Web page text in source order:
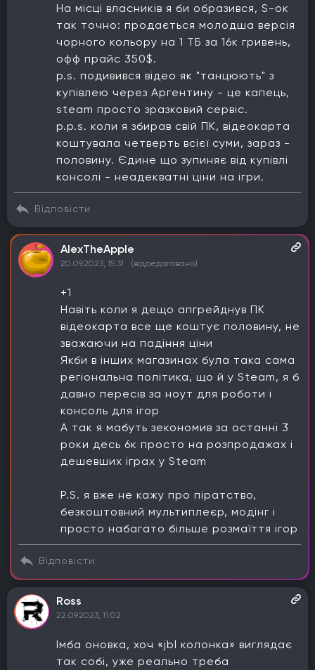
На місці власників я би образився, S-ок
так точно: продається молодша версія
чорного кольору на 1 ТБ за 16к гривень,
офф прайс 350$.
p.s. подивився відео як "танцюють" з
купівлею через Аргентину - це капець,
steam просто зразковий сервіс.
p.p.s. коли я збирав свій ПК, відеокарта
коштувала четверть всієї суми, зараз -
половину. Єдине що зупиняє від купівлі
консолі - неадекватні ціни на ігри.
Відповісти
AlexTheApple
20.09.2023, 15:31 (відредаговано)
+1
Навіть коли я дещо апгрейднув ПК
відеокарта все ще коштує половину, не
зважаючи на падіння ціни
Якби в інших магазинах була така сама
регіональна політика, що й у Steam, я б
давно пересів за ноут для роботи і
консоль для ігор
А так я мабуть зекономив за останні 3
роки десь 6к просто на розпродажах і
дешевших іграх у Steam
P.S. я вже не кажу про піратство,
безкоштовний мультиплеєр, модінг і
просто набагато більше розмаїття ігор
Відповісти
Ross
22.09.2023, 11:02
Імба оновка, хоч «jbl колонка» виглядає
так собі, уже реально треба